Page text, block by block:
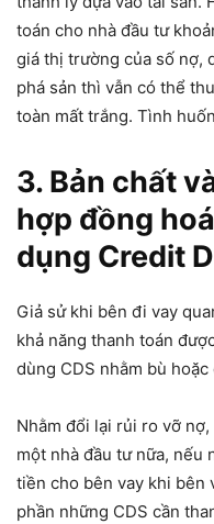
toán cho nhà đầu tư
giá thị trường của số nợ,
phá sản thì vẫn có thể
toàn mất trắng. Tình
3. Bản chất
hợp đồng
dụng Credit
Giả sử khi bên đi vay
khả năng thanh toán
dùng CDS nhằm bù
Nhằm đổi lại rủi ro vỡ
một nhà đầu tư nữa, nếu
tiền cho bên vay khi bên
phần những CDS cần